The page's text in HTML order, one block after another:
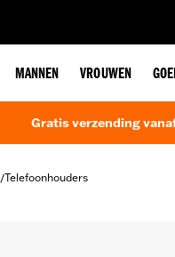
MANNEN VROUWEN
Gratis verzending
/Telefoonhouders